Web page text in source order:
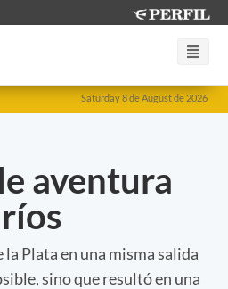
Saturday 8 de August de 2026
aventura
Plata en una misma salida
sino que resultó en una